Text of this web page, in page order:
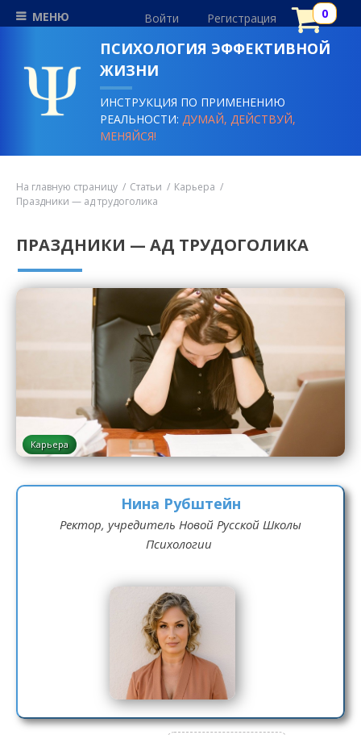
МЕНЮ Войти Регистрация
ПСИХОЛОГИЯ ЭФФЕКТИВНОЙ
ЖИЗНИ
ИНСТРУКЦИЯ ПО ПРИМЕНЕНИЮ
РЕАЛЬНОСТИ:ДУМАЙ, ДЕЙСТВУЙ,
МЕНЯЙСЯ!
На главную страницу Статьи
Карьера
Праздники — ад трудоголика
ПРАЗДНИКИ — АД ТРУДОГОЛИКА
Карьера
Нина Рубштейн
Ректор, учредитель Новой Русской Школы
Психологии